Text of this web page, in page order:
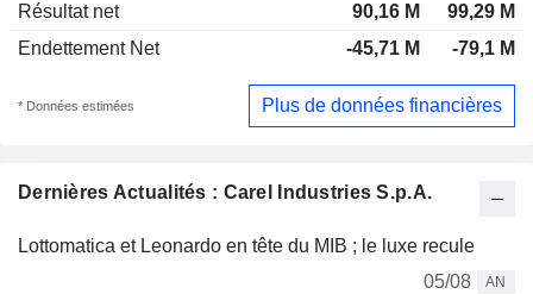
Dernières Actualités : Carel Industries S.p.A.
Lottomatica et Leonardo en tête du MIB ; le luxe recule
05/08
AN
Résultat net
90,16 M
99,29 M
Endettement Net
-45,71 M -79,1 M
* Données estimées Plus de données financières